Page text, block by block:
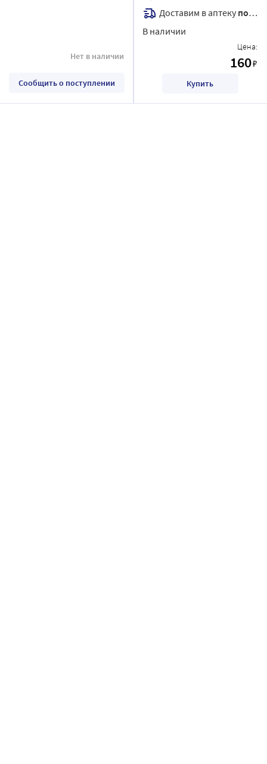
Нет в наличии
Сообщить о поступлении
Доставим в аптеку послезавтра
В наличии
Цена:
160₽
Купить